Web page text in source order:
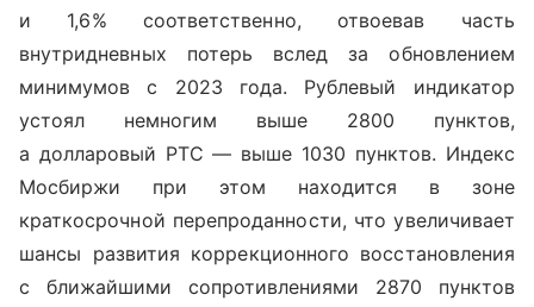
и 1,6% соответственно, отвоевав часть
внутридневных потерь вслед за обновлением
минимумов с 2023 года. Рублевый индикатор
устоял немногим выше 2800 пунктов,
а долларовый РТС — выше 1030 пунктов. Индекс
Мосбиржи при этом находится в зоне
краткосрочной перепроданности, что увеличивает
шансы развития коррекционного восстановления
с ближайшими сопротивлениями 2870 пунктов